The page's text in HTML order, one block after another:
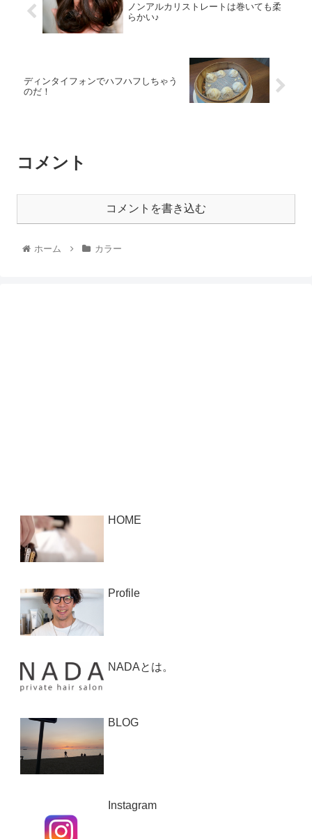
ノンアルカリストレートは巻いても柔
らかい♪
ディンタイフォンでハフハフしちゃう
のだ！
コメント
コメントを書き込む
ホーム カラー
HOME
Profile
NADAとは。
BLOG
Instagram